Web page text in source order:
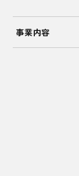
事業内容